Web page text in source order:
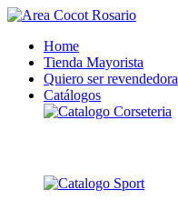
Home
Tienda Mayorista
Quiero ser revendedora
Catálogos